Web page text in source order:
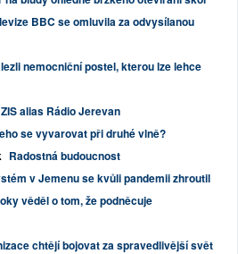
BBC se omluvila za odvysílanou
nemocniční postel, kterou lze lehce
alias Rádio Jerevan
se vyvarovat při druhé vlně?
Radostná budoucnost
v Jemenu se kvůli pandemii zhroutil
věděl o tom, že podněcuje
chtějí bojovat za spravedlivější svět